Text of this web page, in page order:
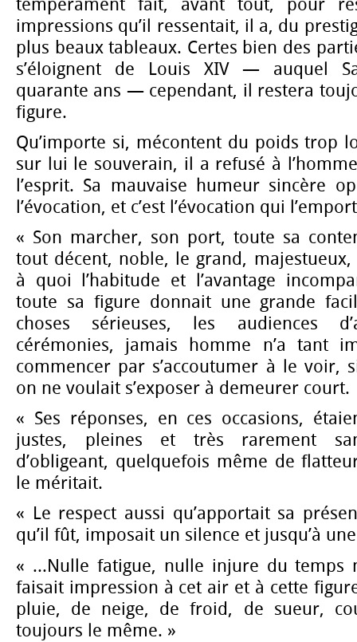
tempérament fait, avant tout, pour
impressions qu’il ressentait, il a, du
plus beaux tableaux. Certes bien des
s’éloignent de Louis XIV — auquel
quarante ans — cependant, il restera
figure.
Qu’importe si, mécontent du poids trop
sur lui le souverain, il a refusé à
l’esprit. Sa mauvaise humeur sincère
l’évocation, et c’est l’évocation qui
« Son marcher, son port, toute sa
tout décent, noble, le grand,
à quoi l’habitude et l’avantage
toute sa figure donnait une grande
choses sérieuses, les audiences
cérémonies, jamais homme n’a tant
commencer par s’accoutumer à le voir,
on ne voulait s’exposer à demeurer court.
« Ses réponses, en ces occasions,
justes, pleines et très rarement
d’obligeant, quelquefois même de
le méritait.
« Le respect aussi qu’apportait sa
qu’il fût, imposait un silence et jusqu’à
« ...Nulle fatigue, nulle injure du temps
faisait impression à cet air et à cette
pluie, de neige, de froid, de sueur,
toujours le même. »